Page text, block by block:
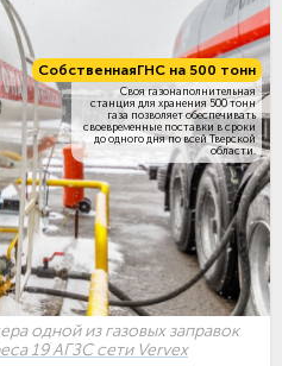
СобственнаяГНС на 500 тонн
Своя газонаполнительная
станция для хранения 500 тонн
газа позволяет обеспечивать
своевременные поставки в сроки
до одного дня по всей Тверской
области.
одной из газовых заправок
19 АГЗС сети Vervex